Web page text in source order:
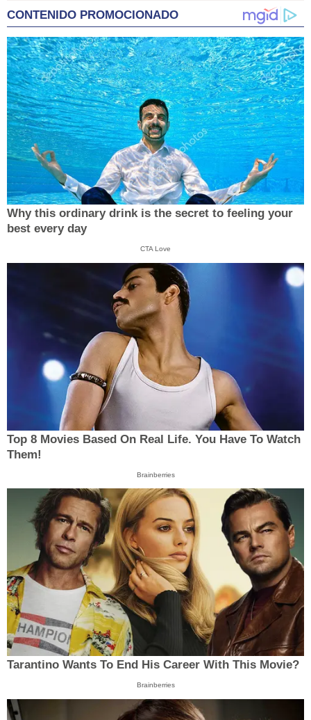
CONTENIDO PROMOCIONADO
Why this ordinary drink is the secret to feeling your
best every day
CTA Love
Top 8 Movies Based On Real Life. You Have To Watch
Them!
Brainberries
Tarantino Wants To End His Career With This Movie?
Brainberries